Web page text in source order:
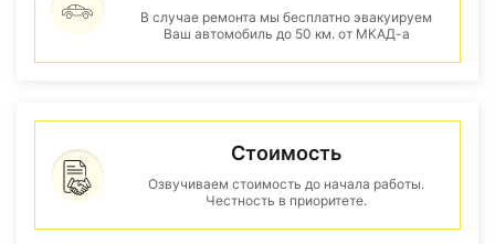
В случае ремонта мы бесплатно эвакуируем
Ваш автомобиль до 50 км. от МКАД-а
Стоимость
Озвучиваем стоимость до начала работы.
Честность в приоритете.